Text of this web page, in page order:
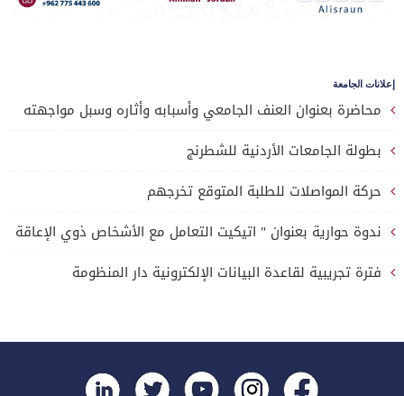
إعلانات الجامعة
محاضرة بعنوان العنف الجامعي وأسبابه وأثاره وسبل مواجهته
بطولة الجامعات الأردنية للشطرنج
حركة المواصلات للطلبة المتوقع تخرجهم
ندوة حوارية بعنوان " اتيكيت التعامل مع الأشخاص ذوي الإعاقة
فترة تجريبية لقاعدة البيانات الإلكترونية دار المنظومة